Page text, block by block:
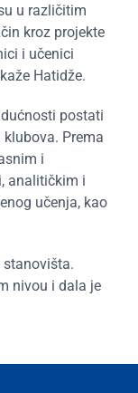
u različitim
kroz projekte
i učenici
Hatidže.
postati
Prema
i
analitičkim i
učenja, kao
stanovišta.
nivou i dala je